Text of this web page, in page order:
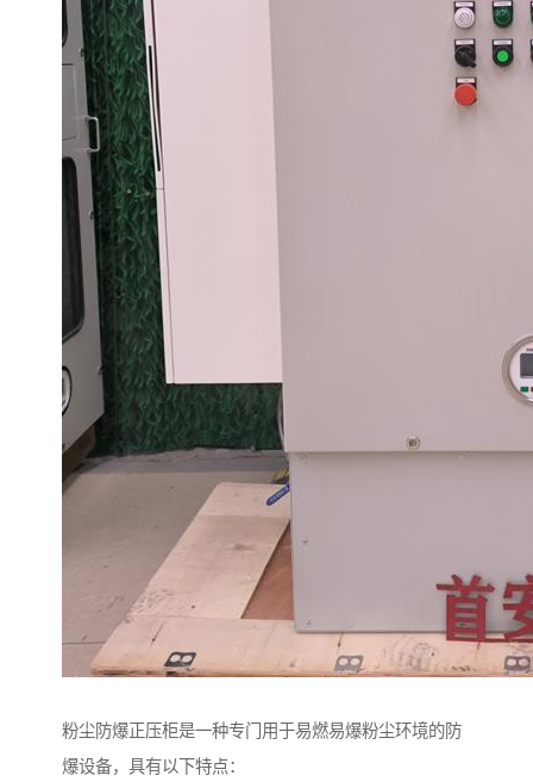
粉尘防爆正压柜是一种专门用于易燃易爆粉尘环境的防
爆设备，具有以下特点：